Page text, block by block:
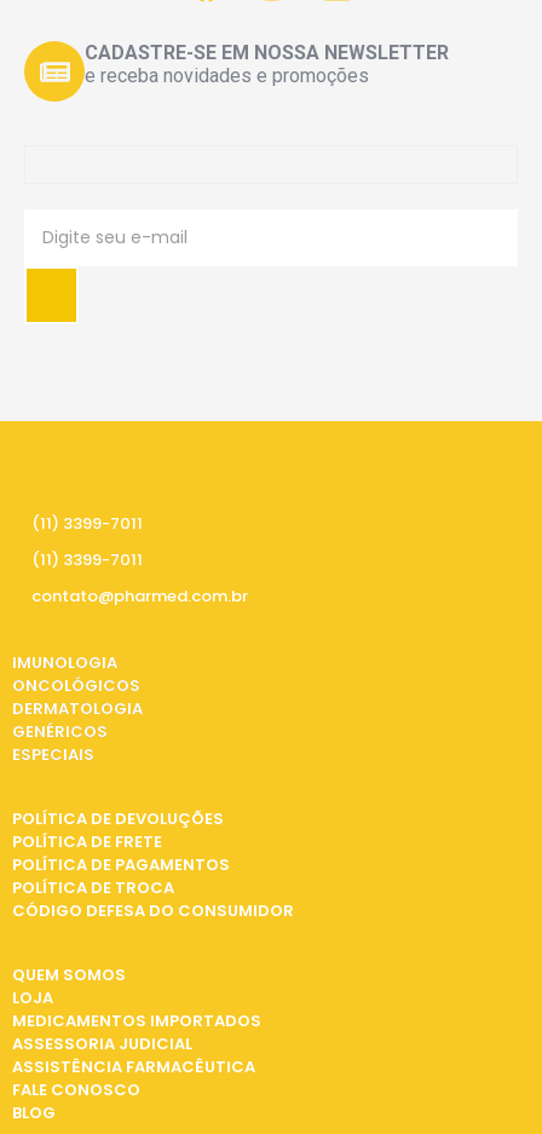
CADASTRE-SE EM NOSSA NEWSLETTER
e receba novidades e promoções
(11) 3399-7011
(11) 3399-7011
contato@pharmed.com.br
IMUNOLOGIA
ONCOLÓGICOS
DERMATOLOGIA
GENÉRICOS
ESPECIAIS
POLÍTICA DE DEVOLUÇÕES
POLÍTICA DE FRETE
POLÍTICA DE PAGAMENTOS
POLÍTICA DE TROCA
CÓDIGO DEFESA DO CONSUMIDOR
QUEM SOMOS
LOJA
MEDICAMENTOS IMPORTADOS
ASSESSORIA JUDICIAL
ASSISTÊNCIA FARMACÊUTICA
FALE CONOSCO
BLOG